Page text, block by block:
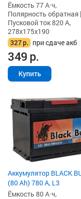
Ёмкость 77 А·ч,
Полярность обратная
Пусковой ток 820 А,
278x175x190
327р. при сдаче акб
349р.
Купить
Аккумулятор BLACK
(80 Ah) 780 А, L3
Ёмкость 80 А·ч,